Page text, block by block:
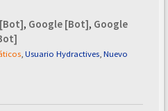
, Google [Bot], Google
Usuario Hydractives Nuevo